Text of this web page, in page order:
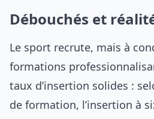
Débouchés et
Le sport recrute, mais à
formations
taux d’insertion solides :
de formation, l’insertion à